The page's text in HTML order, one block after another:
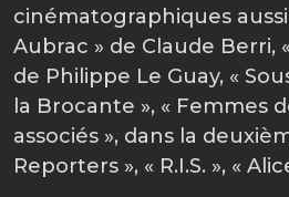
cinématographiques
Aubrac » de Claude Berri,
de Philippe Le Guay, «
la Brocante », « Femmes
associés », dans la
Reporters », « R.I.S. », «